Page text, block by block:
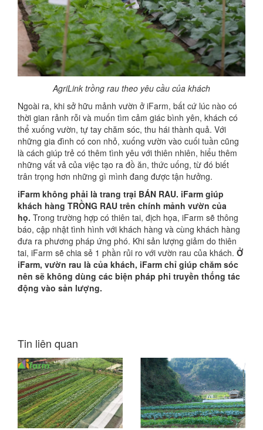
AgriLink trồng rau theo yêu cầu của khách
Ngoài ra, khi sở hữu mảnh vườn ở iFarm, bất cứ lúc nào có
thời gian rảnh rỗi và muốn tìm cảm giác bình yên, khách có
thể xuống vườn, tự tay chăm sóc, thu hái thành quả. Với
những gia đình có con nhỏ, xuống vườn vào cuối tuần cũng
là cách giúp trẻ có thêm tình yêu với thiên nhiên, hiểu thêm
những vất vả của việc tạo ra đồ ăn, thức uống, từ đó biết
trân trọng hơn những gì mình đang được tận hưởng.
iFarm không phải là trang trại BÁN RAU. iFarm giúp
khách hàng TRỒNG RAU trên chính mảnh vườn của
họ. Trong trường hợp có thiên tai, địch họa, iFarm sẽ thông
báo, cập nhật tình hình với khách hàng và cùng khách hàng
đưa ra phương pháp ứng phó. Khi sản lượng giảm do thiên
tai, iFarm sẽ chia sẻ 1 phần rủi ro với vườn rau của khách. Ở
iFarm, vườn rau là của khách, iFarm chỉ giúp chăm sóc
nên sẽ không dùng các biện pháp phi truyền thống tác
động vào sản lượng.
Tin liên quan